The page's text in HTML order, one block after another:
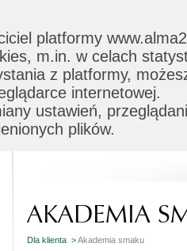
platformy
m.in. w celach
z platformy,
internetowej.
ustawień,
plików.
AKADEMIA
Dla klienta >Akademia smaku